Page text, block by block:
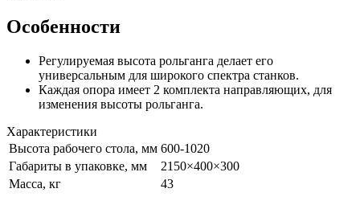
Особенности
Регулируемая высота рольганга делает его
универсальным для широкого спектра станков.
Каждая опора имеет 2 комплекта направляющих, для
изменения высоты рольганга.
Характеристики
Высота рабочего стола, мм 600-1020
Габариты в упаковке, мм
2150×400×300
Масса, кг
43